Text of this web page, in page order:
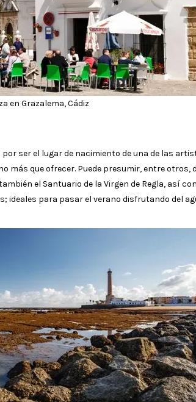
en Grazalema, Cádiz
ser el lugar de nacimiento de una de las
más que ofrecer. Puede presumir, entre otros,
el Santuario de la Virgen de Regla, así
ideales para pasar el verano disfrutando del